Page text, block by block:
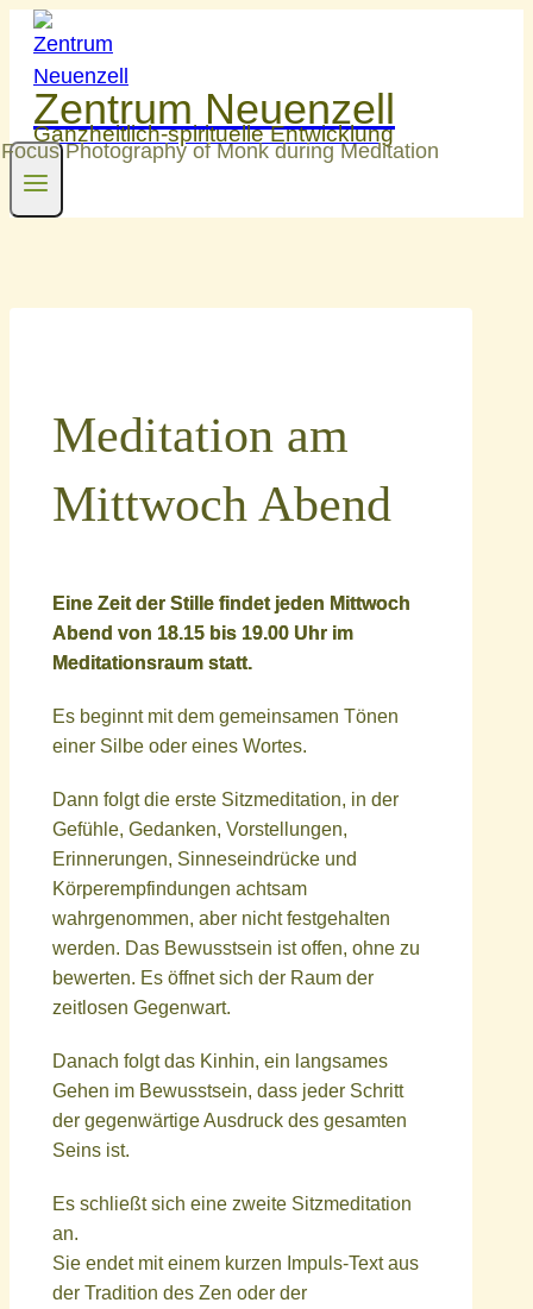
Zum
Inhalt
springen
Zentrum Neuenzell
Ganzheitlich-spirituelle Entwicklung
Meditation am
Mittwoch Abend
Eine Zeit der Stille findet jeden Mittwoch
Abend von 18.15 bis 19.00 Uhr im
Meditationsraum statt.
Es beginnt mit dem gemeinsamen Tönen
einer Silbe oder eines Wortes.
Dann folgt die erste Sitzmeditation, in der
Gefühle, Gedanken, Vorstellungen,
Erinnerungen, Sinneseindrücke und
Körperempfindungen achtsam
wahrgenommen, aber nicht festgehalten
werden. Das Bewusstsein ist offen, ohne zu
bewerten. Es öffnet sich der Raum der
zeitlosen Gegenwart.
Danach folgt das Kinhin, ein langsames
Gehen im Bewusstsein, dass jeder Schritt
der gegenwärtige Ausdruck des gesamten
Seins ist.
Es schließt sich eine zweite Sitzmeditation
an.
Sie endet mit einem kurzen Impuls-Text aus
der Tradition des Zen oder der